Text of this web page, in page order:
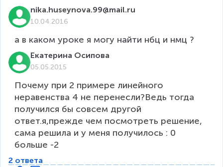
nika.huseynova.99@mail.ru
10.04.2016
а в каком уроке я могу найти нбц и нмц ?
Екатерина Осипова
05.05.2015
Почему при 2 примере линейного
неравенства 4 не перенесли?Ведь тогда
получился бы совсем другой
ответ.я,прежде чем посмотреть решение,
сама решила и у меня получилось : 0
больше -2
2 ответа